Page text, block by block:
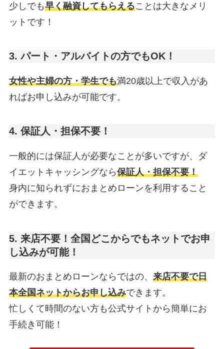
少しでも早く融資してもらえることは大きなメリ
ットです！
3. パート・アルバイトの方でもOK！
女性や主婦の方・学生でも満20歳以上で収入があ
ればお申し込みが可能です。
4. 保証人・担保不要！
一般的には保証人が必要なことが多いですが、ダ
イエットキャッシングなら保証人・担保不要！
身内に知られずにおまとめローンを利用すること
ができます。
5. 来店不要！全国どこからでもネットでお申
し込みが可能！
最新のおまとめローンならではの、 来店不要で日
本全国ネットからお申し込みできます。
忙しくて時間のない方も公式サイトから簡単にお
手続き可能！